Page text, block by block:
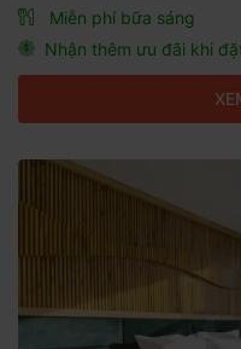
Miễn phí bữa sáng
Nhận thêm ưu đãi khi